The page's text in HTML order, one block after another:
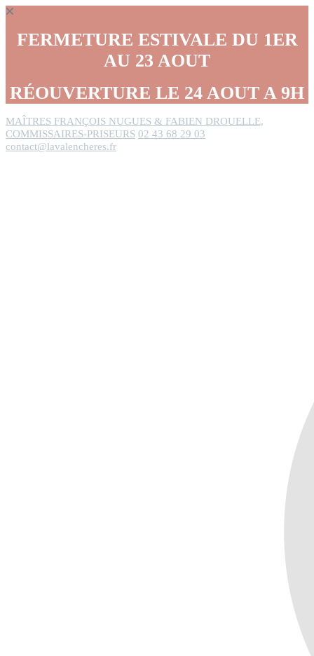
FERMETURE ESTIVALE DU 1ER
AU 23 AOUT
RÉOUVERTURE LE 24 AOUT A 9H
MAÎTRES FRANÇOIS NUGUES & FABIEN DROUELLE,
COMMISSAIRES-PRISEURS 02 43 68 29 03
contact@lavalencheres.fr
Panneau de gestion des cookies